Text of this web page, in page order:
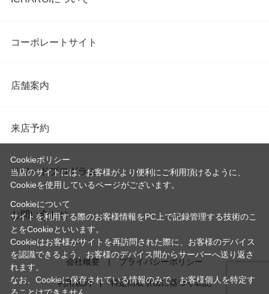
コーポレートサイト
店舗案内
来店予約
リワードプログラム
お問い合わせ
会社概要 プライバシーポリシー
利用規約 特定商取引法に基づく表記
Cookieポリシー
当店のサイトには、お客様がより便利にご利用頂けるように、
Cookieを使用しているページがございます。
Cookieについて
サイトを利用する際のお客様情報をPC上で記録管理する技術のこ
とをCookieといいます。
Cookieはお客様がサイトを再訪問された際に、お客様のデバイス
を認識できるよう、お客様のデバイス間からサーバーへ送り返さ
れます。
なお、Cookieに保存されている情報のみで、お客様個人を特定す